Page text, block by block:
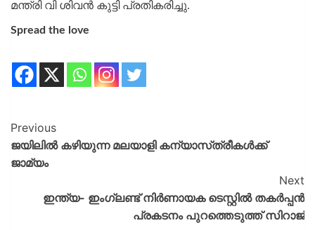
മന്ത്രി വി ശിവന്‍ കുട്ടി പ്രതികരിച്ചു.
Spread the love
Previous
ജയിലില്‍ കഴിയുന്ന മലയാളി കന്യാസ്‌ത്രീകള്‍ക്ക്
ജാമ്യം
Next
ഇന്ത്യ- ഇംഗ്ലണ്ട് നിര്‍ണായക ടെസ്റ്റില്‍ തകര്‍പ്പന്‍
പ്രകടനം പുറത്തെടുത്ത് സിറാജ്